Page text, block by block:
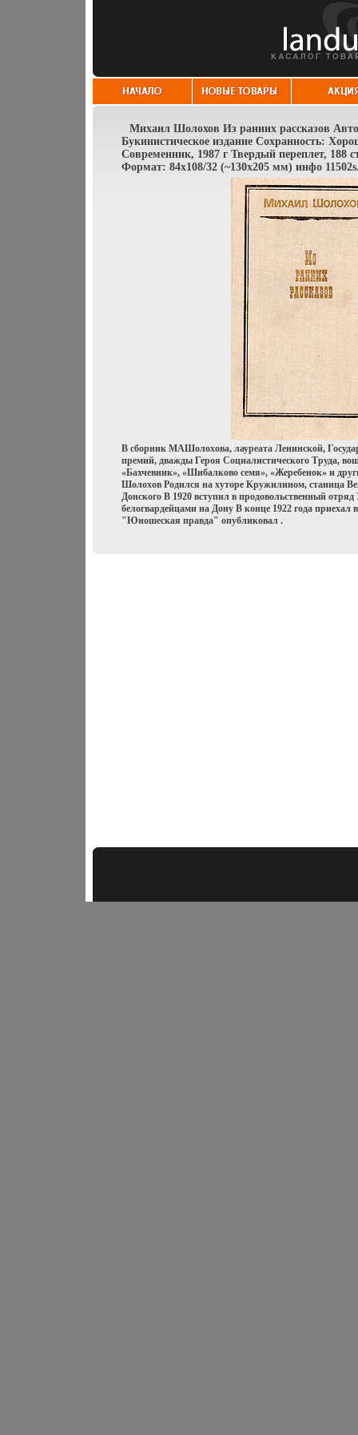
Михаил Шолохов Из ранних рассказов
Букинистическое издание Сохранность:
Современник, 1987 г Твердый переплет, 188
Формат: 84x108/32 (~130х205 мм) инфо
В сборник МАШолохова, лауреата Ленинской,
премий, дважды Героя Социалистического Труда,
«Бахчевник», «Шибалково семя», «Жеребенок» и
Шолохов Родился на хуторе Кружилином, станица
Донского В 1920 вступил в продовольственный отряд
белогвардейцами на Дону В конце 1922 года приехал
"Юношеская правда" опубликовал .